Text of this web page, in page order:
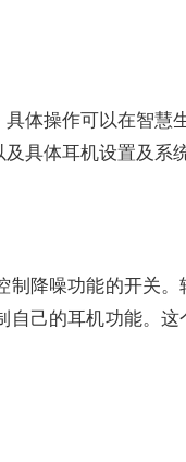
体操作可以在智慧
具体耳机设置及系
降噪功能的开关
己的耳机功能。